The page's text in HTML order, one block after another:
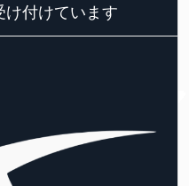
け付けています